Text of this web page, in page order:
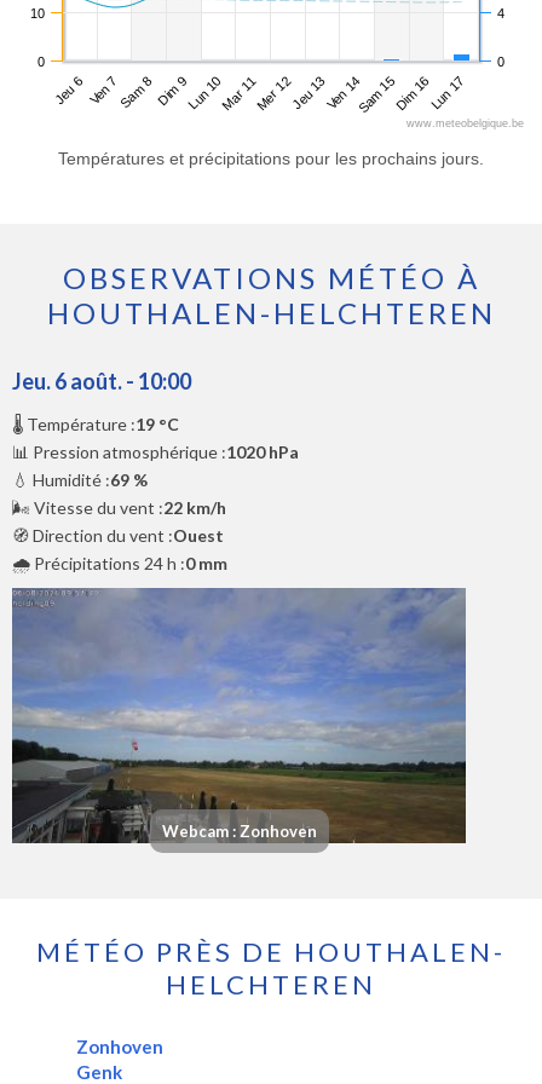
Jeu 6 Ven 7Sam 8Dim 9Lun 10Mar 11Mer 12Jeu 13Ven 14Sam 15Dim 16Lun 17
0
10
0
4
www.meteobelgique.be
Températures et précipitations pour les prochains jours.
OBSERVATIONS MÉTÉO À
HOUTHALEN-HELCHTEREN
Jeu. 6 août. - 10:00
🌡️ Température :19 °C
📊 Pression atmosphérique :1020 hPa
💧 Humidité :69 %
🌬️ Vitesse du vent :22 km/h
🧭 Direction du vent :Ouest
🌧️ Précipitations 24 h :0 mm
Webcam : Zonhoven
MÉTÉO PRÈS DE HOUTHALEN-
HELCHTEREN
Zonhoven
Genk